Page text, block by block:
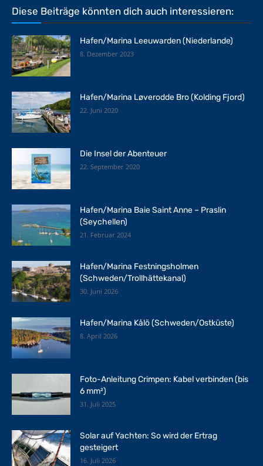
Diese Beiträge könnten dich auch interessieren:
Hafen/Marina Leeuwarden (Niederlande)
8. Dezember 2023
Hafen/Marina Løverodde Bro (Kolding Fjord)
22. Juni 2020
Die Insel der Abenteuer
22. September 2020
Hafen/Marina Baie Saint Anne – Praslin
(Seychellen)
21. Februar 2024
Hafen/Marina Festningsholmen
(Schweden/Trollhättekanal)
30. Juni 2026
Hafen/Marina Kålö (Schweden/Ostküste)
8. April 2026
Foto-Anleitung Crimpen: Kabel verbinden (bis
6 mm²)
31. Juli 2025
Solar auf Yachten: So wird der Ertrag
gesteigert
16. Juli 2026